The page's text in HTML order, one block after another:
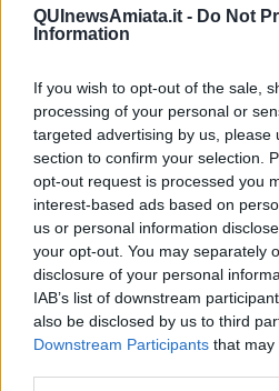
QUInewsAmiata.it - Do Not
Information
If you wish to opt-out of the sale,
processing of your personal or
targeted advertising by us, please
section to confirm your selection.
opt-out request is processed you
interest-based ads based on
us or personal information
your opt-out. You may separately
disclosure of your personal
IAB’s list of downstream
also be disclosed by us to third
Downstream Participants that may
Il folk - spiegano gli organizzatori - è
saremo.
Quest’anno il festival propone una
provenienti da diverse aree
28 luglio alle ore 22 apriranno la
band folk amiatina che coinvolgerà in
scoperta delle tradizioni musicali
Sabato 29 luglio alle ore 18 sarà la
Quarto, energetico trio che vi farà
più famose del repertorio del centro
A seguire, alle ore 22, concerto-
storica voce femminile dei C.S.I.,
Ferretti, tra le voci più famose nel
il pubblico ripercorrendo suoni e